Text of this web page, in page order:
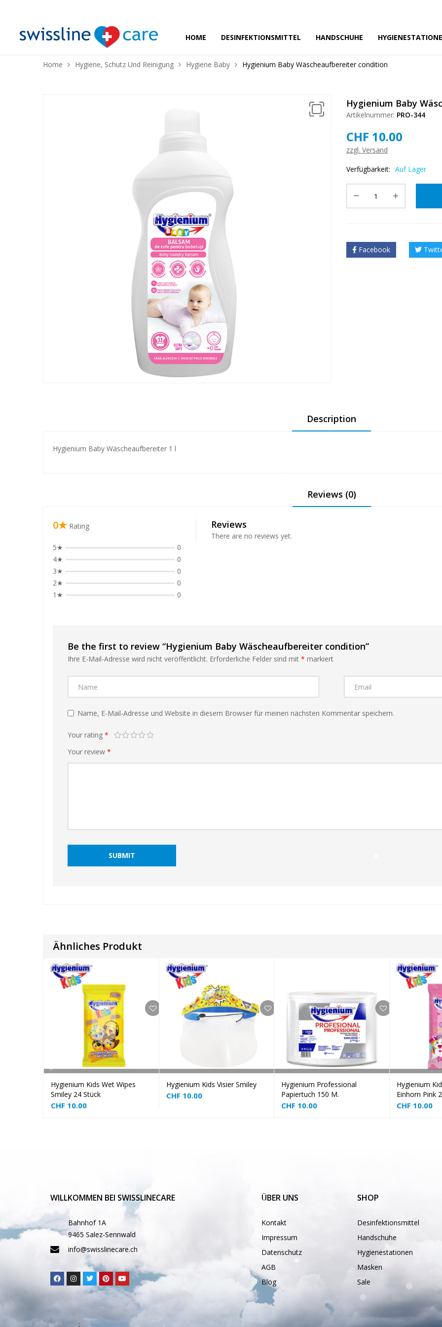
HOME DESINFEKTIONSMITTEL HANDSCHUHE
Home Hygiene, Schutz Und Reinigung Hygiene Baby Hygienium Baby Wäscheaufbereiter condition
Hygienium Baby
Artikelnummer: PRO-344
CHF 10.00
zzgl. Versand
Verfügbarkeit: Auf Lager
Facebook
Description
Hygienium Baby Wäscheaufbereiter 1 l
Reviews (0)
0★ Rating
5★
0
4★
0
3★
0
2★
0
1★
0
Reviews
There are no reviews yet.
Be the first to review “Hygienium Baby Wäscheaufbereiter condition”
Ihre E-Mail-Adresse wird nicht veröffentlicht. Erforderliche Felder sind mit * markiert
Name, E-Mail-Adresse und Website in diesem Browser für meinen nächsten Kommentar speichern.
Your rating *
Your review *
Ähnliches Produkt
Add to cart
Hygienium Kids Wet Wipes
Smiley 24 Stück
CHF 10.00
Add to cart
Hygienium Kids Visier Smiley
CHF 10.00
Add to cart
Hygienium Professional
Papiertuch 150 M.
CHF 10.00
Hygienium
Einhorn Pink
CHF 10.00
WILLKOMMEN BEI SWISSLINECARE
Bahnhof 1A
9465 Salez-Sennwald
info@swisslinecare.ch
ÜBER UNS
Kontakt
Impressum
Datenschutz
AGB
Blog
SHOP
Desinfektionsmittel
Handschuhe
Hygienestationen
Masken
Sale
❅
❅
❅